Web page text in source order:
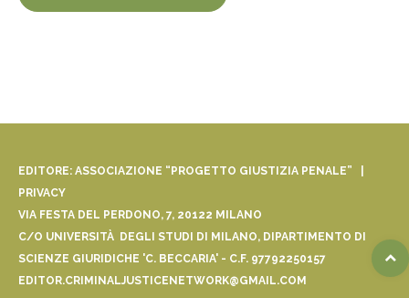
EDITORE: ASSOCIAZIONE “PROGETTO GIUSTIZIA PENALE” |
PRIVACY
VIA FESTA DEL PERDONO, 7, 20122 MILANO
C/O UNIVERSITÀ DEGLI STUDI DI MILANO, DIPARTIMENTO DI
SCIENZE GIURIDICHE 'C. BECCARIA' - C.F. 97792250157
EDITOR.CRIMINALJUSTICENETWORK@GMAIL.COM